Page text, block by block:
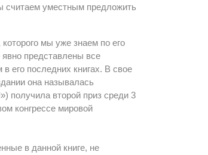
считаем уместным предложить
мы уже знаем по его
представлены все
его последних книгах. В свое
она называлась
получила второй приз среди 3
конгрессе мировой
в данной книге, не